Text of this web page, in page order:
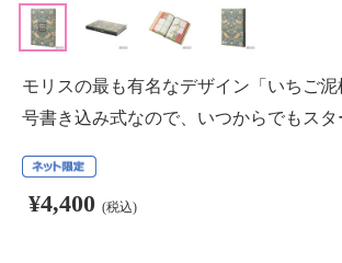
モリスの最も有名なデザイン「いちご
号書き込み式なので、いつからでもスタ
¥4,400 (税込)